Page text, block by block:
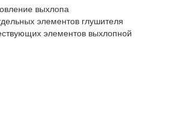
выхлопа
элементов глушителя
элементов выхлопной